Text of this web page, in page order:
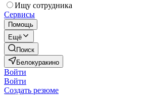
Ищу сотрудника
Сервисы
Помощь
Ещё
Поиск
Белокуракино
Войти
Войти
Создать резюме